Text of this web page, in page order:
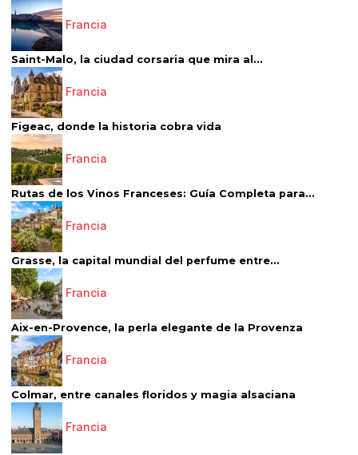
Francia
Saint-Malo, la ciudad corsaria que mira al...
Francia
Figeac, donde la historia cobra vida
Francia
Rutas de los Vinos Franceses: Guía Completa para...
Francia
Grasse, la capital mundial del perfume entre...
Francia
Aix-en-Provence, la perla elegante de la Provenza
Francia
Colmar, entre canales floridos y magia alsaciana
Francia